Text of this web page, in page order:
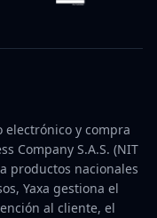
electrónico y compra
Company S.A.S. (NIT
productos nacionales
Yaxa gestiona el
al cliente, el